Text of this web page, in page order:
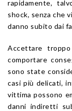
rapidamente,
shock, senza che
danno subito dai
Accettare
comportare
sono state
casi più delicati,
vittima possono
danni indiretti